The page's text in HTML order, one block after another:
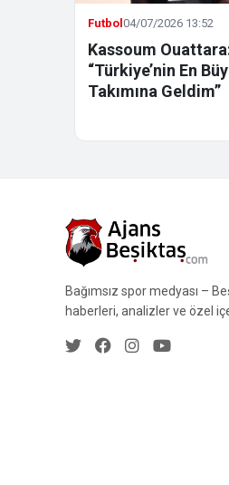
Futbol 04/07/2026 13:52
Kassoum
“Türkiye’nin En
Takımına Geldim”
Bağımsız spor medyası –
haberleri, analizler ve özel